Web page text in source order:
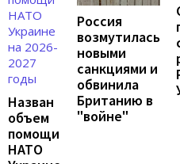
Назван
объем
помощи
НАТО
Россия
возмутилась
новыми
санкциями и
обвинила
Британию в
"войне"